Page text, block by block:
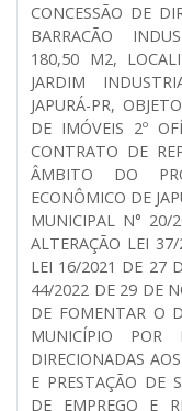
CONCESSÃO DE
BARRACÃO
180,50 M2,
JARDIM
JAPURÁ-PR,
DE IMÓVEIS 2º
CONTRATO DE
ÂMBITO DO
ECONÔMICO DE
MUNICIPAL N°
ALTERAÇÃO LEI
LEI 16/2021 DE 27
44/2022 DE 29 DE
DE FOMENTAR O
MUNICÍPIO POR
DIRECIONADAS
E PRESTAÇÃO DE
DE EMPREGO E